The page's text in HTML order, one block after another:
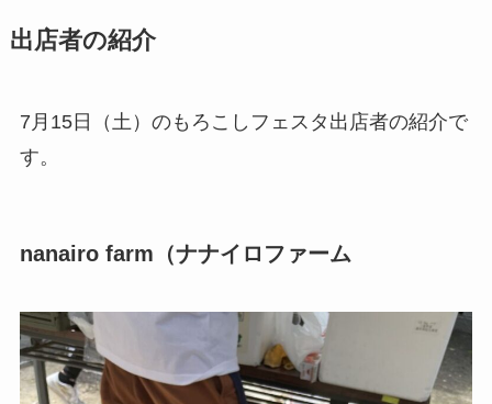
出店者の紹介
7月15日（土）のもろこしフェスタ出店者の紹介で
す。
nanairo farm（ナナイロファーム